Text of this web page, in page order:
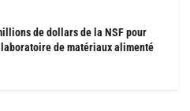
de dollars de la NSF pour
de matériaux alimenté